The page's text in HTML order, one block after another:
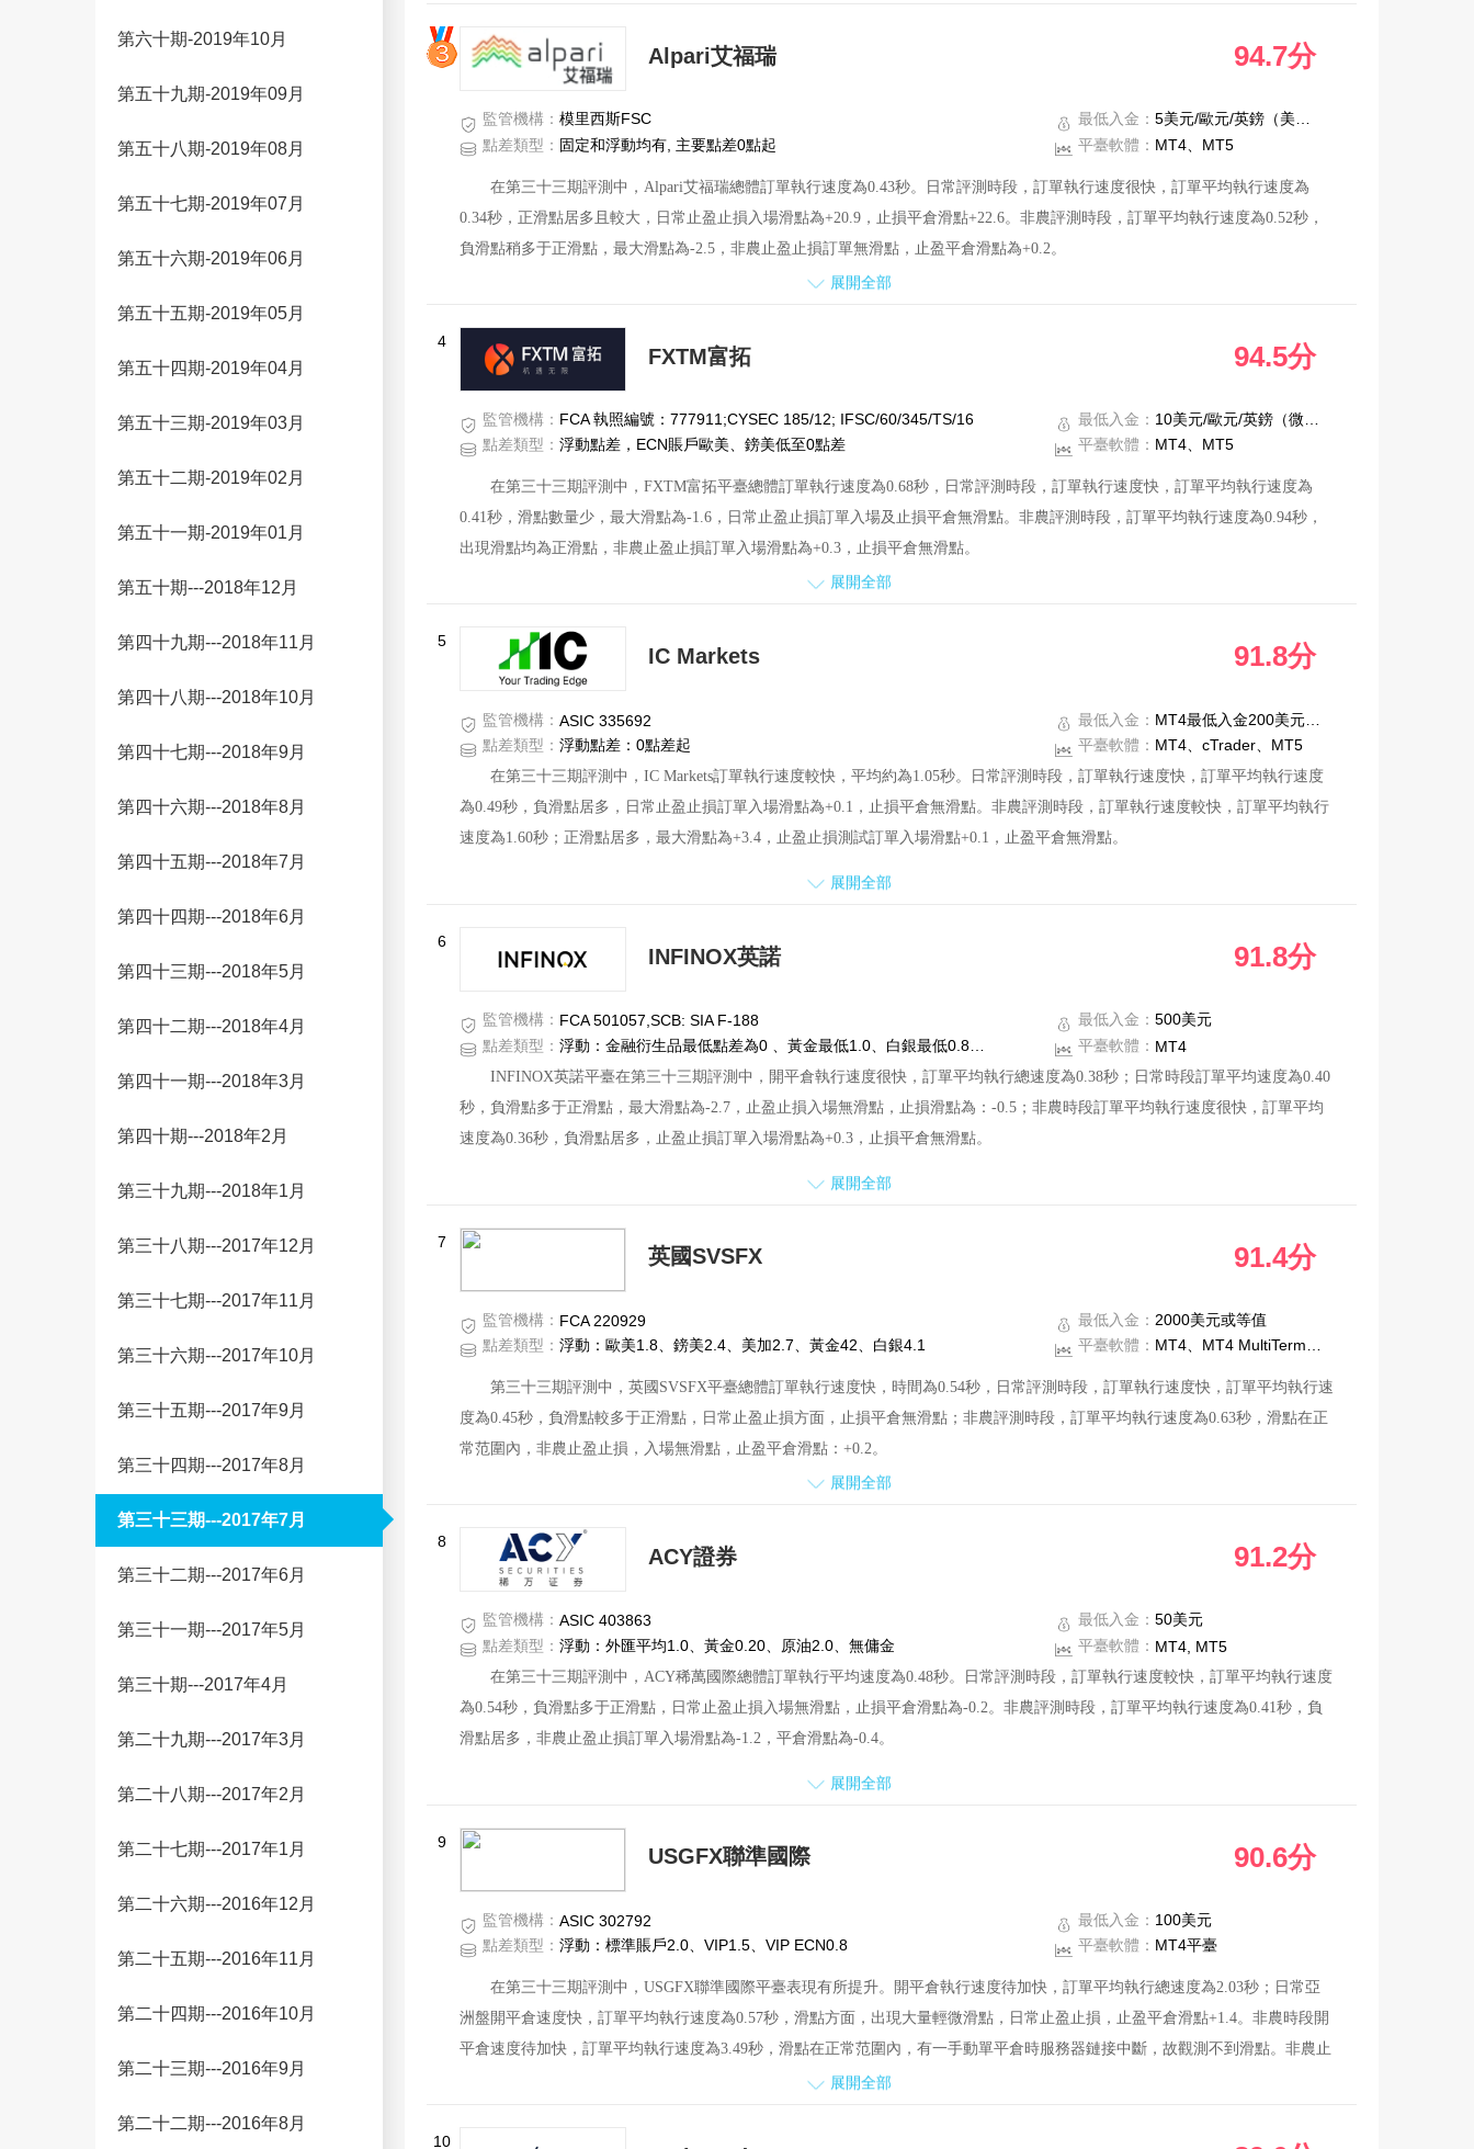
第六十期-2019年10月
第五十九期-2019年09月
第五十八期-2019年08月
第五十七期-2019年07月
第五十六期-2019年06月
第五十五期-2019年05月
第五十四期-2019年04月
第五十三期-2019年03月
第五十二期-2019年02月
第五十一期-2019年01月
第五十期---2018年12月
第四十九期---2018年11月
第四十八期---2018年10月
第四十七期---2018年9月
第四十六期---2018年8月
第四十五期---2018年7月
第四十四期---2018年6月
第四十三期---2018年5月
第四十二期---2018年4月
第四十一期---2018年3月
第四十期---2018年2月
第三十九期---2018年1月
第三十八期---2017年12月
第三十七期---2017年11月
第三十六期---2017年10月
第三十五期---2017年9月
第三十四期---2017年8月
第三十三期---2017年7月
第三十二期---2017年6月
第三十一期---2017年5月
第三十期---2017年4月
第二十九期---2017年3月
第二十八期---2017年2月
第二十七期---2017年1月
第二十六期---2016年12月
第二十五期---2016年11月
第二十四期---2016年10月
第二十三期---2016年9月
第二十二期---2016年8月
客服服務方面，就交易手續費及相關問題，咨詢了客服。客服給出了較滿意的答復。
本期評測期間，本期評測期間，收到4份用戶投訴，3份已處理完成，1份正在處理中。
Alpari艾福瑞 94.7分
監管機構： 模里西斯FSC
點差類型： 固定和浮動均有, 主要點差0點起
最低入金：
5美元/歐元/英鎊（美分賬戶）
平臺軟體： MT4、MT5
在第三十三期評測中，Alpari艾福瑞總體訂單執行速度為0.43秒。日常評測時段，訂單執行速度很快，訂單平均執行速度為
0.34秒，正滑點居多且較大，日常止盈止損入場滑點為+20.9，止損平倉滑點+22.6。非農評測時段，訂單平均執行速度為0.52秒，
負滑點稍多于正滑點，最大滑點為-2.5，非農止盈止損訂單無滑點，止盈平倉滑點為+0.2。
非農時段，點差出現短暫性擴大,對點差波動范圍為0.7—2.6。
在客戶投訴方面，本期評測期間共收到1份用戶對該平臺的投訴，還未聯系上用戶。
展開全部
FXTM富拓 94.5分
4
監管機構： FCA 執照編號：777911;CYSEC 185/12; IFSC/60/345/TS/16
點差類型： 浮動點差，ECN賬戶歐美、鎊美低至0點差
最低入金：
10美元/歐元/英鎊（微型賬戶）
平臺軟體： MT4、MT5
在第三十三期評測中，FXTM富拓平臺總體訂單執行速度為0.68秒，日常評測時段，訂單執行速度快，訂單平均執行速度為
0.41秒，滑點數量少，最大滑點為-1.6，日常止盈止損訂單入場及止損平倉無滑點。非農評測時段，訂單平均執行速度為0.94秒，
出現滑點均為正滑點，非農止盈止損訂單入場滑點為+0.3，止損平倉無滑點。
非農時段，點差短暫性大范圍擴大，點差波動范圍為1.7—4.4。
客服服務方面，詢問平臺交易相關問題，客服回答耐心，回復也比較及時。
客戶投訴方面，本月未收到用戶對該平臺的投訴，望繼續保持。
展開全部
IC Markets 91.8分
5
監管機構： ASIC 335692
點差類型： 浮動點差：0點差起
最低入金：
MT4最低入金200美元、cTrader最低入金200美元
平臺軟體： MT4、cTrader、MT5
在第三十三期評測中，IC Markets訂單執行速度較快，平均約為1.05秒。日常評測時段，訂單執行速度快，訂單平均執行速度
為0.49秒，負滑點居多，日常止盈止損訂單入場滑點為+0.1，止損平倉無滑點。非農評測時段，訂單執行速度較快，訂單平均執行
速度為1.60秒；正滑點居多，最大滑點為+3.4，止盈止損測試訂單入場滑點+0.1，止盈平倉無滑點。
展開全部
INFINOX英諾 91.8分
6
監管機構： FCA 501057,SCB: SIA F-188
點差類型：
最低入金： 500美元
平臺軟體： MT4
INFINOX英諾平臺在第三十三期評測中，開平倉執行速度很快，訂單平均執行總速度為0.38秒；日常時段訂單平均速度為0.40
秒，負滑點多于正滑點，最大滑點為-2.7，止盈止損入場無滑點，止損滑點為：-0.5；非農時段訂單平均執行速度很快，訂單平均
速度為0.36秒，負滑點居多，止盈止損訂單入場滑點為+0.3，止損平倉無滑點。
本月共收到1份用戶對該平臺的投訴，交易商已進行詳細回復。
展開全部
英國SVSFX 91.4分
7
監管機構： FCA 220929
點差類型： 浮動：歐美1.8、鎊美2.4、美加2.7、黃金42、白銀4.1
最低入金： 2000美元或等值
平臺軟體：
第三十三期評測中，英國SVSFX平臺總體訂單執行速度快，時間為0.54秒，日常評測時段，訂單執行速度快，訂單平均執行速
度為0.45秒，負滑點較多于正滑點，日常止盈止損方面，止損平倉無滑點；非農評測時段，訂單平均執行速度為0.63秒，滑點在正
常范圍內，非農止盈止損，入場無滑點，止盈平倉滑點：+0.2。
另外，評測時盤面市場報價停止，但仍可進行交易，以致無法觀測到平倉滑點情況，故而表格中未有平倉滑點測試數據。
非農測試時段出現短暫性點差擴大,點差波動范圍為1.4-5.4。
在服務方面，就交易手續費及相關問題，咨詢了客服。客服給出了較滿意的答復。
客戶投訴方面，本期評測期間，未收到用戶投訴，望保持。
展開全部
ACY證券 91.2分
8
監管機構： ASIC 403863
點差類型： 浮動：外匯平均1.0、黃金0.20、原油2.0、無傭金
最低入金： 50美元
平臺軟體： MT4, MT5
在第三十三期評測中，ACY稀萬國際總體訂單執行平均速度為0.48秒。日常評測時段，訂單執行速度較快，訂單平均執行速度
為0.54秒，負滑點多于正滑點，日常止盈止損入場無滑點，止損平倉滑點為-0.2。非農評測時段，訂單平均執行速度為0.41秒，負
滑點居多，非農止盈止損訂單入場滑點為-1.2，平倉滑點為-0.4。
在客戶投訴方面，本期評測期間共收到6份用戶對該平臺的投訴，5份交易商已進行回復，1份已關閉。
展開全部
USGFX聯準國際 90.6分
9
監管機構： ASIC 302792
點差類型： 浮動：標準賬戶2.0、VIP1.5、VIP ECN0.8
最低入金： 100美元
平臺軟體： MT4平臺
在第三十三期評測中，USGFX聯準國際平臺表現有所提升。開平倉執行速度待加快，訂單平均執行總速度為2.03秒；日常亞
洲盤開平倉速度快，訂單平均執行速度為0.57秒，滑點方面，出現大量輕微滑點，日常止盈止損，止盈平倉滑點+1.4。非農時段開
平倉速度待加快，訂單平均執行速度為3.49秒，滑點在正常范圍內，有一手動單平倉時服務器鏈接中斷，故觀測不到滑點。非農止
展開全部
10